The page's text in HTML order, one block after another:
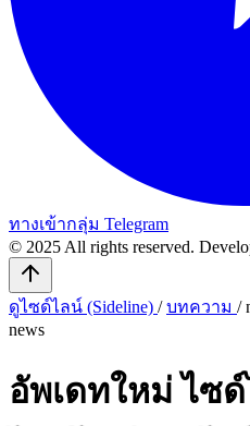
ทางเข้ากลุ่ม Telegram
© 2025 All rights reserved.
ดูไซด์ไลน์ (Sideline) / บทความ /
news
อัพเดทใหม่ ไซ